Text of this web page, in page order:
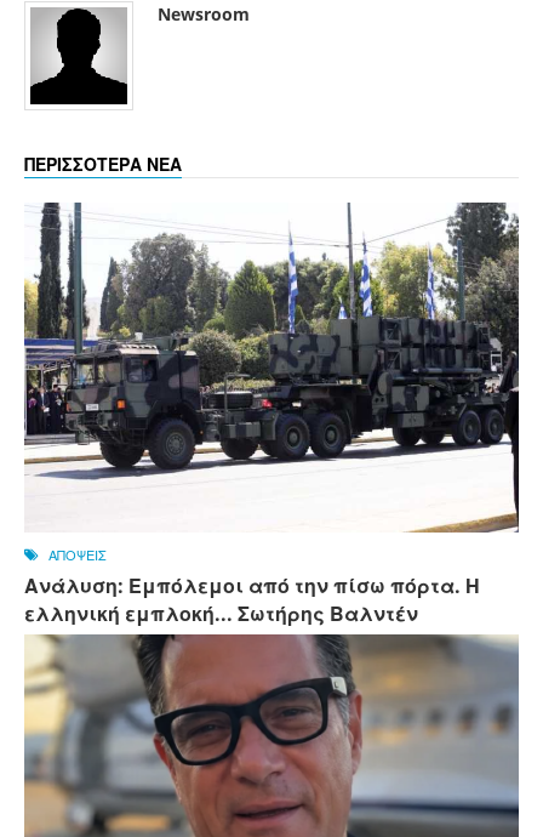
Newsroom
ΠΕΡΙΣΣΟΤΕΡΑ ΝΕΑ
ΑΠΟΨΕΙΣ
Ανάλυση: Εμπόλεμοι από την πίσω πόρτα. Η
ελληνική εμπλοκή... Σωτήρης Βαλντέν